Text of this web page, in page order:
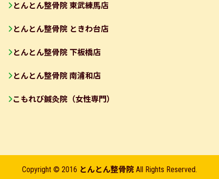
とんとん整骨院 東武練馬店
とんとん整骨院 ときわ台店
とんとん整骨院 下板橋店
とんとん整骨院 南浦和店
こもれび鍼灸院（女性専門）
Copyright © 2016 とんとん整骨院 All Rights Reserved.